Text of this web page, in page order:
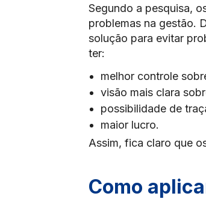
Segundo a pesquisa,
problemas na gestão.
solução para evitar
ter:
melhor controle
visão mais clara
possibilidade de
maior lucro.
Assim, fica claro que
Como